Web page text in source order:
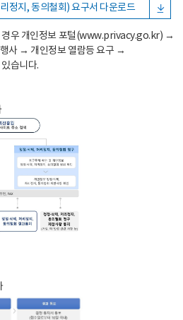
정지, 동의철회) 요구서 다운로드
경우 개인정보 포털(www.privacy.go.kr) →
사 → 개인정보 열람등 요구 →
습니다.